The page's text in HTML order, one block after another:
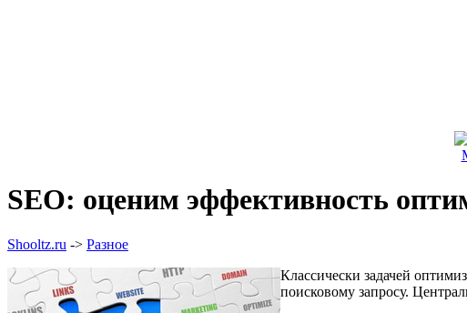
SEO: оценим эффективность
Shooltz.ru -> Разное
Классически задачей
поисковому запросу.